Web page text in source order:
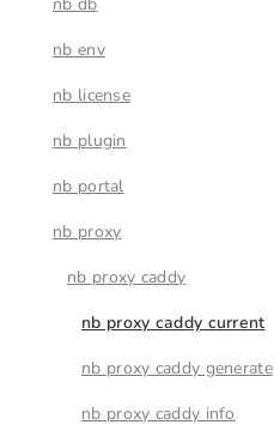
nb api resource list
nb api resource query
nb api resource update
nb app autostart list
nb app autostart run
nb app start
nb app stop
nb app upgrade
nb config get
nb config list
nb config set
nb db check
nb db logs
nb db ps
nb db start
nb db stop
nb env
nb env add
nb env auth
nb env current
nb env info
nb env list
nb env remove
nb env status
nb env update
nb license
nb license activate
nb license id
nb license plugins
nb license plugins clean
nb license plugins list
nb license plugins sync
nb license status
nb plugin
nb plugin import
nb plugin disable
nb plugin enable
nb plugin list
nb portal
nb portal config
nb portal create
nb portal deploy
nb portal destroy
nb portal dev
nb proxy
nb proxy caddy
nb proxy caddy current
nb proxy caddy generate
nb proxy caddy info